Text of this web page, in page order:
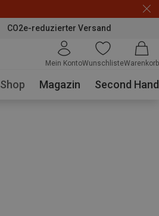
CO2e-reduzierter Versand
Mein KontoWunschlisteWarenkorb
Shop Magazin Second Hand